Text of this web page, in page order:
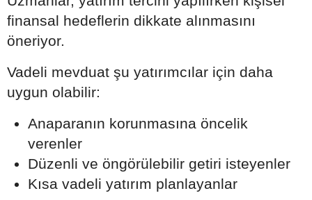
finansal hedeflerin dikkate alınmasını
öneriyor.
Vadeli mevduat şu yatırımcılar için daha
uygun olabilir:
Anaparanın korunmasına öncelik
verenler
Düzenli ve öngörülebilir getiri isteyenler
Kısa vadeli yatırım planlayanlar